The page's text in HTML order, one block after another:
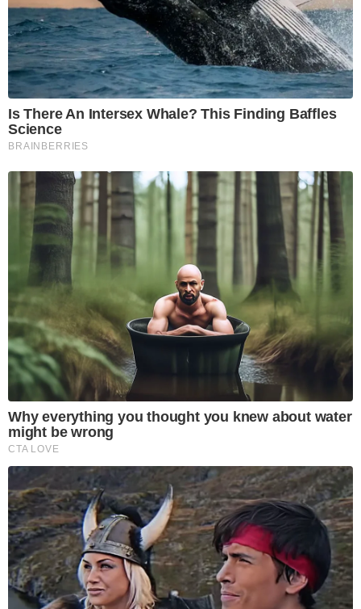
Is There An Intersex Whale? This Finding Baffles
Science
BRAINBERRIES
Why everything you thought you knew about water
might be wrong
CTA LOVE